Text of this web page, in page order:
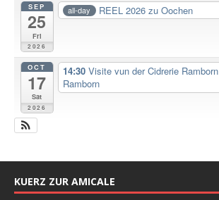
SEP
25
Fri
2026
all-day REEL 2026 zu Oochen
OCT
17
Sat
2026
14:30 Visite vun der Cidrerie Ramborn
Ramborn
KUERZ ZUR AMICALE